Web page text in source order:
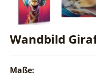
Wandbild
Maße: